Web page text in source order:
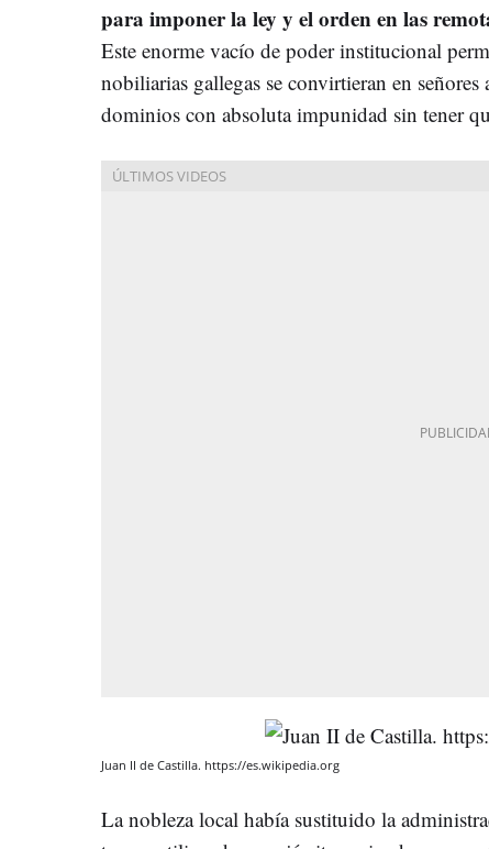
para imponer la ley y el orden en las
Este enorme vacío de poder institucional
nobiliarias gallegas se convirtieran en
dominios con absoluta impunidad sin tener
Juan II de Castilla. https://es.wikipedia.org
La nobleza local había sustituido la